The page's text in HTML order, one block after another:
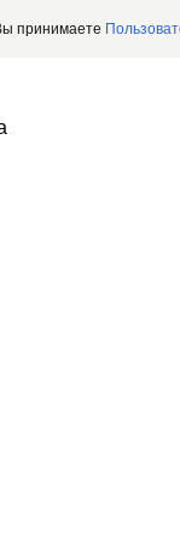
принимаете